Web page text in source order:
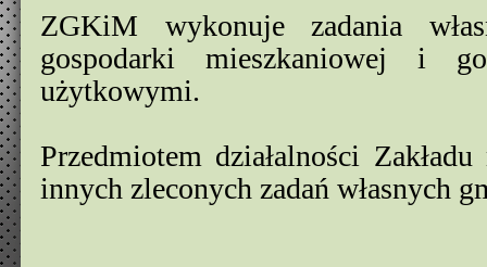
ZGKiM wykonuje zadania
gospodarki mieszkaniowej i
użytkowymi.
Przedmiotem działalności
innych zleconych zadań własnych